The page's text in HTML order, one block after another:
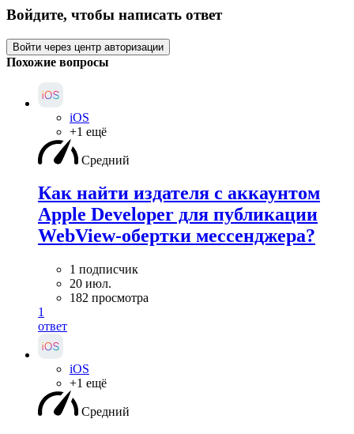
Войдите, чтобы написать ответ
Войти через центр авторизации
Похожие вопросы
iOS
+1 ещё
Средний
Как найти издателя с аккаунтом
Apple Developer для публикации
WebView-обертки мессенджера?
1 подписчик
20 июл.
182 просмотра
1
ответ
iOS
+1 ещё
Средний